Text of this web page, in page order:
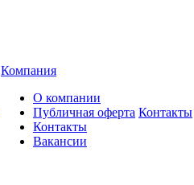
Компания
О компании
Публичная оферта
Контакты
Вакансии
Контакты